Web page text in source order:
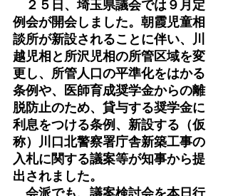
２５日、埼玉県議会では９月定
例会が開会しました。朝霞児童相
談所が新設されることに伴い、川
越児相と所沢児相の所管区域を変
更し、所管人口の平準化をはかる
条例や、医師育成奨学金からの離
脱防止のため、貸与する奨学金に
利息をつける条例、新設する（仮
称）川口北警察署庁舎新築工事の
入札に関する議案等が知事から提
出されました。